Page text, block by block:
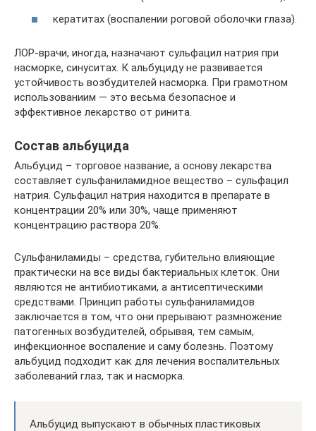
кератитах (воспалении роговой оболочки глаза).
ЛОР-врачи, иногда, назначают сульфацил натрия при
насморке, синуситах. К альбуциду не развивается
устойчивость возбудителей насморка. При грамотном
использованиим — это весьма безопасное и
эффективное лекарство от ринита.
Состав альбуцида
Альбуцид – торговое название, а основу лекарства
составляет сульфаниламидное вещество – сульфацил
натрия. Сульфацил натрия находится в препарате в
концентрации 20% или 30%, чаще применяют
концентрацию раствора 20%.
Сульфаниламиды – средства, губительно влияющие
практически на все виды бактериальных клеток. Они
являются не антибиотиками, а антисептическими
средствами. Принцип работы сульфаниламидов
заключается в том, что они прерывают размножение
патогенных возбудителей, обрывая, тем самым,
инфекционное воспаление и саму болезнь. Поэтому
альбуцид подходит как для лечения воспалительных
заболеваний глаз, так и насморка.
Альбуцид выпускают в обычных пластиковых